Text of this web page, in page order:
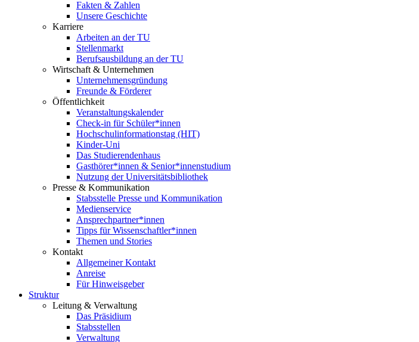
Fakten & Zahlen
Unsere Geschichte
Karriere
Arbeiten an der TU
Stellenmarkt
Berufsausbildung an der TU
Wirtschaft & Unternehmen
Unternehmensgründung
Freunde & Förderer
Öffentlichkeit
Veranstaltungskalender
Check-in für Schüler*innen
Hochschulinformationstag (HIT)
Kinder-Uni
Das Studierendenhaus
Gasthörer*innen & Senior*innenstudium
Nutzung der Universitätsbibliothek
Presse & Kommunikation
Stabsstelle Presse und Kommunikation
Medienservice
Ansprechpartner*innen
Tipps für Wissenschaftler*innen
Themen und Stories
Kontakt
Allgemeiner Kontakt
Anreise
Für Hinweisgeber
Struktur
Leitung & Verwaltung
Das Präsidium
Stabsstellen
Verwaltung